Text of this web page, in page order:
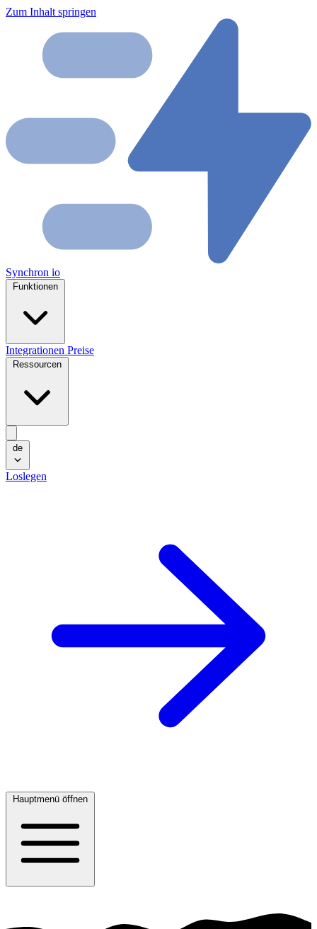
Zum Inhalt springen
Synchron io
Integrationen Preise
de
Loslegen
Hauptmenü öffnen